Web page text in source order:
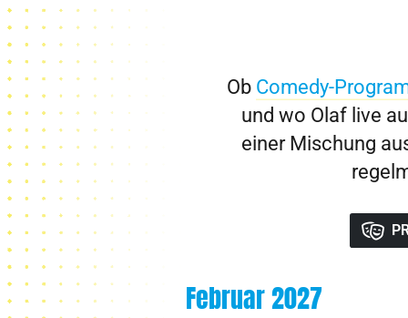
Ob Comedy-
und wo Olaf live
einer Mischung
Februar 2027